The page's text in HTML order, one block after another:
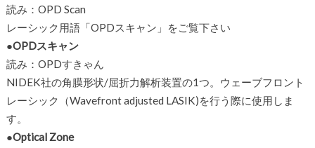
読み：OPD Scan
レーシック用語「OPDスキャン」をご覧下さい
●OPDスキャン
読み：OPDすきゃん
NIDEK社の角膜形状/屈折力解析装置の1つ。ウェーブフロント
レーシック（Wavefront adjusted LASIK)を行う際に使用しま
す。
●Optical Zone